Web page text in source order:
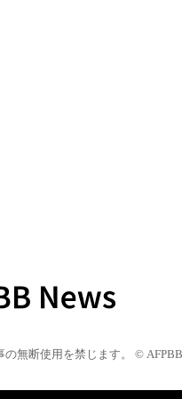
無断使用を禁じます。 © AFPBB